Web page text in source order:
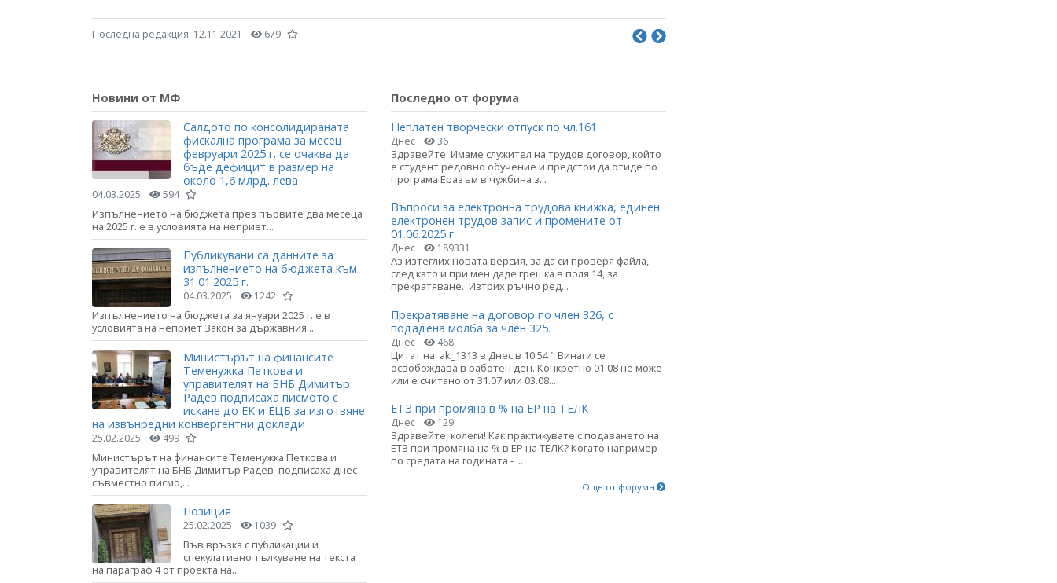
Последна редакция: 12.11.2021 679
Новини от МФ
Салдото по консолидираната
фискална програма за месец
февруари 2025 г. се очаква да
бъде дефицит в размер на
около 1,6 млрд. лева
04.03.2025 594
Изпълнението на бюджета през първите два месеца
на 2025 г. е в условията на неприет...
Публикувани са данните за
изпълнението на бюджета към
31.01.2025 г.
04.03.2025 1242
Изпълнението на бюджета за януари 2025 г. е в
условията на неприет Закон за държавния...
Министърът на финансите
Теменужка Петкова и
управителят на БНБ Димитър
Радев подписаха писмото с
искане до ЕК и ЕЦБ за изготвяне
на извънредни конвергентни доклади
25.02.2025 499
Министърът на финансите Теменужка Петкова и
управителят на БНБ Димитър Радев подписаха днес
съвместно писмо,...
Позиция
25.02.2025 1039
Във връзка с публикации и
спекулативно тълкуване на текста
на параграф 4 от проекта на...
Последно от форума
Неплатен творчески отпуск по чл.161
Днес 36
Здравейте. Имаме служител на трудов договор, който
е студент редовно обучение и предстои да отиде по
програма Еразъм в чужбина з...
Въпроси за електронна трудова книжка, единен
електронен трудов запис и промените от
01.06.2025 г.
Днес 189331
Аз изтеглих новата версия, за да си проверя файла,
след като и при мен даде грешка в поля 14, за
прекратяване. Изтрих ръчно ред...
Прекратяване на договор по член 326, с
подадена молба за член 325.
Днес 468
Цитат на: ak_1313 в Днес в 10:54 " Винаги се
освобождава в работен ден. Конкретно 01.08 не може
или е считано от 31.07 или 03.08...
ЕТЗ при промяна в % на ЕР на ТЕЛК
Днес 129
Здравейте, колеги! Как практикувате с подаването на
ЕТЗ при промяна на % в ЕР на ТЕЛК? Когато например
по средата на годината - ...
Още от форума